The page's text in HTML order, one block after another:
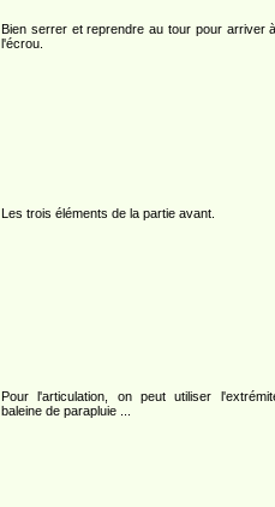
Bien serrer et reprendre au tour pour arriver
l'écrou.
Les trois éléments de la partie avant.
Pour l'articulation, on peut utiliser
baleine de parapluie ...